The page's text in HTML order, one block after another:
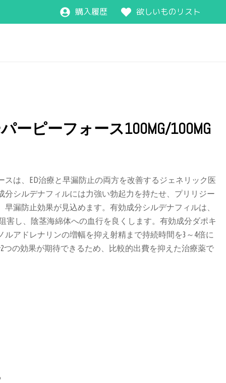
購入履歴 欲しいものリスト
ーピーフォース100MG/100MG
スは、ED治療と早漏防止の両方を改善するジェネリック医
分シルデナフィルには力強い勃起力を持たせ、プリリジー
漏防止効果が見込めます。有効成分シルデナフィルは、
害し、陰茎海綿体への血行を良くします。有効成分ダポキ
アドレナリンの増幅を抑え射精まで持続時間を3～4倍に
つの効果が期待できるため、比較的出費を抑えた治療薬で